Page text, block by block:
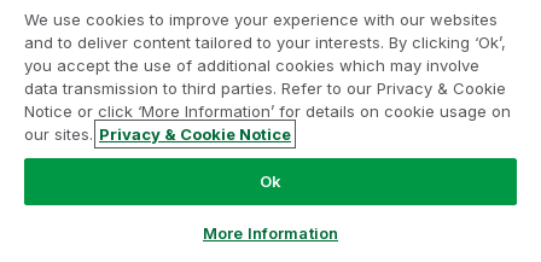
condicional que será avaliada continuamente,
dependendo, por exemplo, de seleções, etc. O
objeto de pasta somente ficará oculto quando a
condição retornar FALSE.
Funções condicionais
N
Os usuários com privilégios de
Administrador no documento podem
Participe do Programa de Modernização
do Analytics
Modernize sem comprometer seus valiosos aplicativos
QlikView com o Programa de Modernização do Analytics.
Clique aqui
ampquestions@qlik.com
We use cookies to improve your experience with our websites
and to deliver content tailored to your interests. By clicking ‘Ok’,
you accept the use of additional cookies which may involve
data transmission to third parties. Refer to our Privacy & Cookie
Notice or click ‘More Information’ for details on cookie usage on
our sites. Privacy & Cookie Notice
Ok
More Information